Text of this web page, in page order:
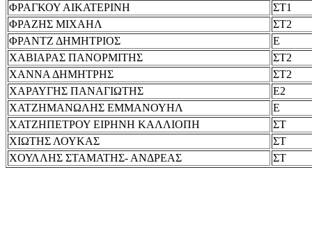
ΦΡΑΓΚΟΥ ΑΙΚΑΤΕΡΙΝΗ
ΣΤ1
ΦΡΑΖΗΣ ΜΙΧΑΗΛ
ΣΤ2
ΦΡΑΝΤΖ ΔΗΜΗΤΡΙΟΣ
Ε
ΧΑΒΙΑΡΑΣ ΠΑΝΟΡΜΙΤΗΣ
ΣΤ2
ΧΑΝΝΑ ΔΗΜΗΤΡΗΣ
ΣΤ2
ΧΑΡΑΥΓΗΣ ΠΑΝΑΓΙΩΤΗΣ
Ε2
ΧΑΤΖΗΜΑΝΩΛΗΣ ΕΜΜΑΝΟΥΗΛ
Ε
ΧΑΤΖΗΠΕΤΡΟΥ ΕΙΡΗΝΗ ΚΑΛΛΙΟΠΗ
ΣΤ
ΧΙΩΤΗΣ ΛΟΥΚΑΣ
ΣΤ
ΧΟΥΛΛΗΣ ΣΤΑΜΑΤΗΣ- ΑΝΔΡΕΑΣ
ΣΤ